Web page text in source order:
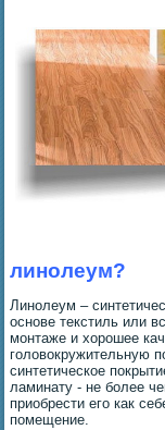
линолеум?
Линолеум –
основе текстиль или
монтаже и хорошее
головокружительную
синтетическое
ламинату - не более
приобрести его как
помещение.